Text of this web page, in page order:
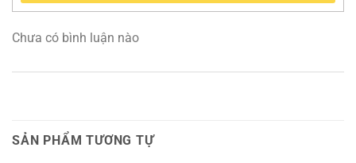
Chưa có bình luận nào
SẢN PHẨM TƯƠNG TỰ